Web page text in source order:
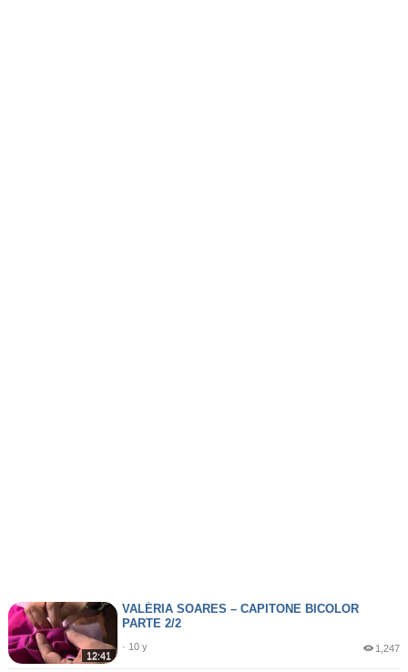
12:41
VALÉRIA SOARES – CAPITONE BICOLOR
PARTE 2/2
· 10 y 1,247